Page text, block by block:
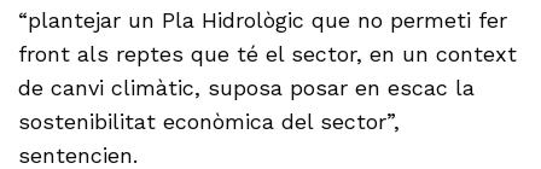
“plantejar un Pla Hidrològic que no permeti fer
front als reptes que té el sector, en un context
de canvi climàtic, suposa posar en escac la
sostenibilitat econòmica del sector”,
sentencien.